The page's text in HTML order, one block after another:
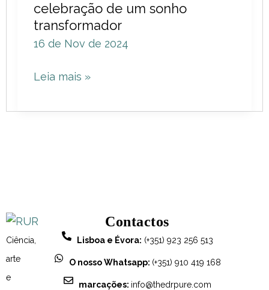
celebração de um sonho
transformador
16 de Nov de 2024
de
The
Dr
a
Leia mais »
Ciência,
arte
e
Contactos
Lisboa e Évora: (+351) 923 256 513
O nosso Whatsapp: (+351) 910 419 168
marcações: info@thedrpure.com